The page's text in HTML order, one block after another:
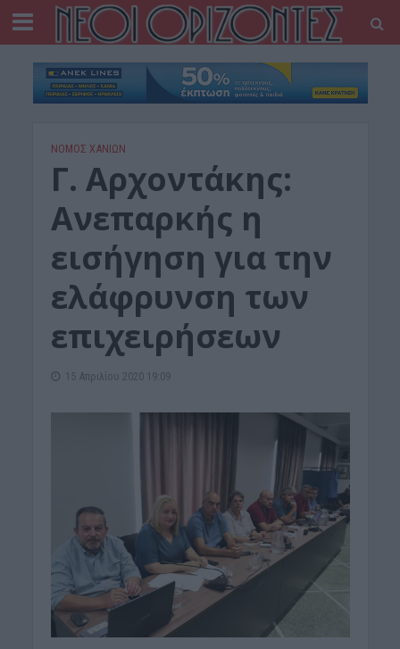
ΝΟΜΌΣ ΧΑΝΊΩΝ
Γ. Αρχοντάκης:
Ανεπαρκής η
εισήγηση για την
ελάφρυνση των
επιχειρήσεων
15 Απριλίου 2020 19:09